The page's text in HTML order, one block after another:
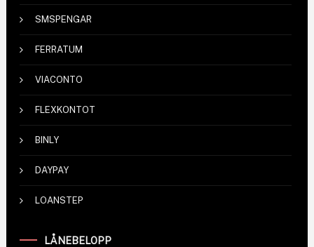
SMSPENGAR
FERRATUM
VIACONTO
FLEXKONTOT
BINLY
DAYPAY
LOANSTEP
LÅNEBELOPP